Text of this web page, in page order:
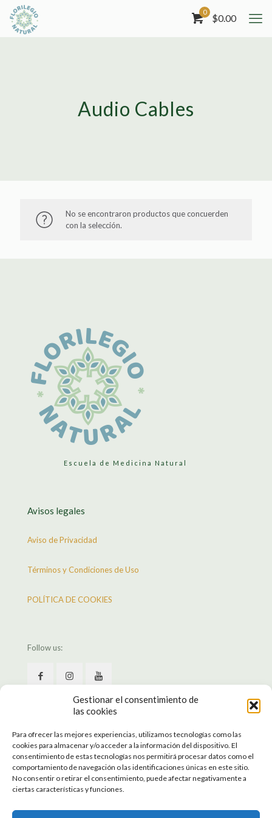
Gestionar el consentimiento de
las cookies
Para ofrecer las mejores experiencias, utilizamos tecnologías como las
cookies para almacenar y/o acceder a la información del dispositivo. El
consentimiento de estas tecnologías nos permitirá procesar datos como el
comportamiento de navegación o las identificaciones únicas en este sitio.
No consentir o retirar el consentimiento, puede afectar negativamente a
ciertas características y funciones.
0
$0.00
Audio Cables
No se encontraron productos que concuerden
con la selección.
Escuela de Medicina Natural
Avisos legales
Aviso de Privacidad
Términos y Condiciones de Uso
POLÍTICA DE COOKIES
Follow us:
© 2022 Escuela de Medicina Tradicional Florilegio | Todos